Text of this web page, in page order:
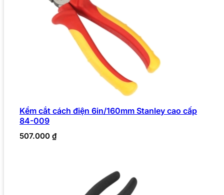
Kềm cắt cách điện 6in/160mm Stanley cao cấp
84-009
507.000 ₫